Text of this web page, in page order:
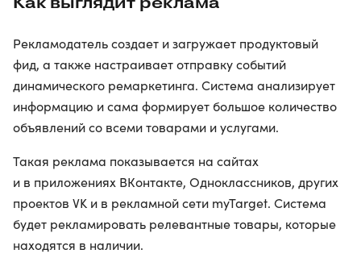
Рекламодатель создает и загружает продуктовый
фид, а также настраивает отправку событий
динамического ремаркетинга. Система анализирует
информацию и сама формирует большое количество
объявлений со всеми товарами и услугами.
Такая реклама показывается на сайтах
и в приложениях ВКонтакте, Одноклассников, других
проектов VK и в рекламной сети myTarget. Система
будет рекламировать релевантные товары, которые
находятся в наличии.